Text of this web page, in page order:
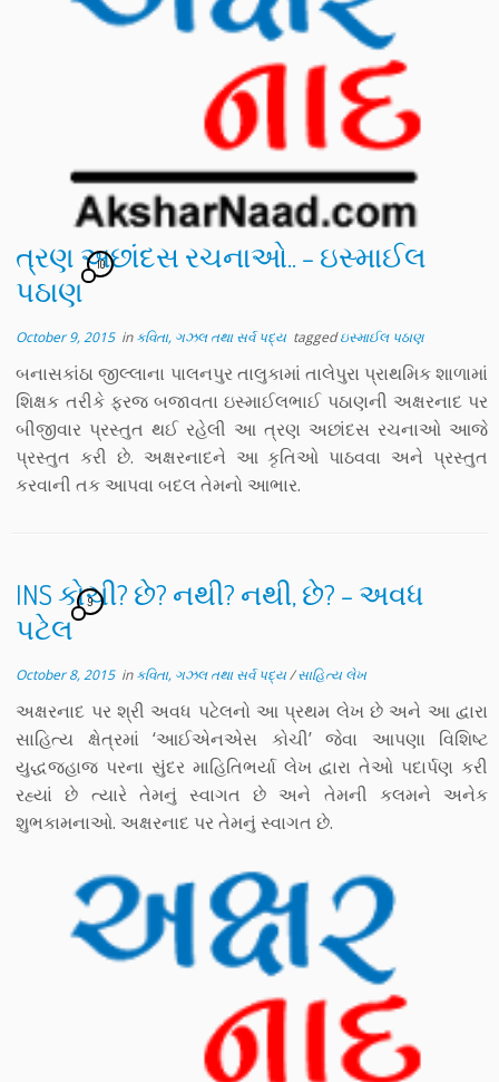
ત્રણ અછાંદસ રચનાઓ.. – ઇસ્માઈલ
પઠાણ
10
October 9, 2015inકવિતા, ગઝલ તથા સર્વ પદ્ય taggedઇસ્માઈલ પઠાણ
બનાસકાંઠા જીલ્લાના પાલનપુર તાલુકામાં તાલેપુરા પ્રાથમિક શાળામાં
શિક્ષક તરીકે ફરજ બજાવતા ઇસ્માઈલભાઈ પઠાણની અક્ષરનાદ પર
બીજીવાર પ્રસ્તુત થઈ રહેલી આ ત્રણ અછાંદસ રચનાઓ આજે
પ્રસ્તુત કરી છે. અક્ષરનાદને આ કૃતિઓ પાઠવવા અને પ્રસ્તુત
કરવાની તક આપવા બદલ તેમનો આભાર.
INS કોચી? છે? નથી? નથી, છે? – અવધ
પટેલ
9
October 8, 2015inકવિતા, ગઝલ તથા સર્વ પદ્ય/સાહિત્ય લેખ
અક્ષરનાદ પર શ્રી અવધ પટેલનો આ પ્રથમ લેખ છે અને આ દ્વારા
સાહિત્ય ક્ષેત્રમાં ‘આઈએનએસ કોચી’ જેવા આપણા વિશિષ્ટ
યુદ્ધજહાજ પરના સુંદર માહિતિભર્યા લેખ દ્વારા તેઓ પદાર્પણ કરી
રહ્યાં છે ત્યારે તેમનું સ્વાગત છે અને તેમની કલમને અનેક
શુભકામનાઓ. અક્ષરનાદ પર તેમનું સ્વાગત છે.